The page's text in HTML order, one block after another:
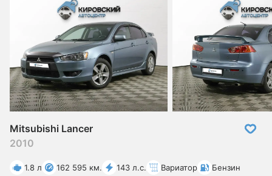
Mitsubishi Lancer
2010
1.8 л 162 595 км. 143 л.с. Вариатор Бензин